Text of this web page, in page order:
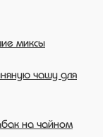
миксы
чашу для
на чайном